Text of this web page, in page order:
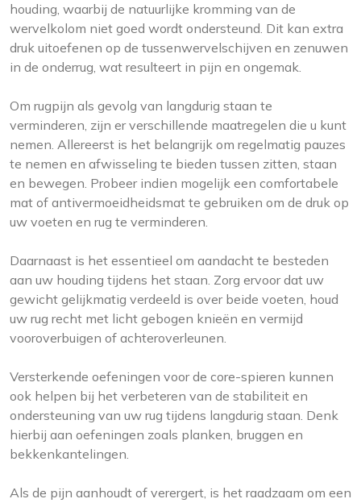
houding, waarbij de natuurlijke kromming van de
wervelkolom niet goed wordt ondersteund. Dit kan extra
druk uitoefenen op de tussenwervelschijven en zenuwen
in de onderrug, wat resulteert in pijn en ongemak.
Om rugpijn als gevolg van langdurig staan te
verminderen, zijn er verschillende maatregelen die u kunt
nemen. Allereerst is het belangrijk om regelmatig pauzes
te nemen en afwisseling te bieden tussen zitten, staan
en bewegen. Probeer indien mogelijk een comfortabele
mat of antivermoeidheidsmat te gebruiken om de druk op
uw voeten en rug te verminderen.
Daarnaast is het essentieel om aandacht te besteden
aan uw houding tijdens het staan. Zorg ervoor dat uw
gewicht gelijkmatig verdeeld is over beide voeten, houd
uw rug recht met licht gebogen knieën en vermijd
vooroverbuigen of achteroverleunen.
Versterkende oefeningen voor de core-spieren kunnen
ook helpen bij het verbeteren van de stabiliteit en
ondersteuning van uw rug tijdens langdurig staan. Denk
hierbij aan oefeningen zoals planken, bruggen en
bekkenkantelingen.
Als de pijn aanhoudt of verergert, is het raadzaam om een